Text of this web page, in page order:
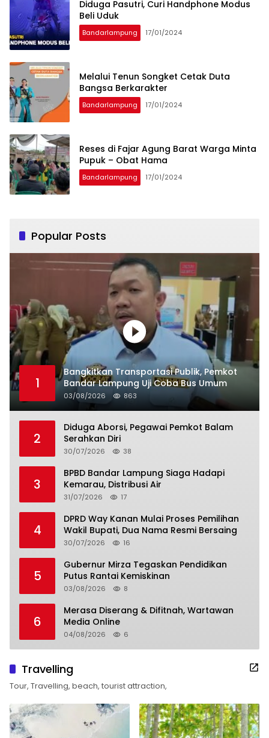
Diduga Pasutri, Curi Handphone Modus
Beli Uduk
Bandarlampung 17/01/2024
Melalui Tenun Songket Cetak Duta
Bangsa Berkarakter
Bandarlampung 17/01/2024
Reses di Fajar Agung Barat Warga Minta
Pupuk – Obat Hama
Bandarlampung 17/01/2024
Popular Posts
1
Bangkitkan Transportasi Publik, Pemkot
Bandar Lampung Uji Coba Bus Umum
03/08/2026 863
2
Diduga Aborsi, Pegawai Pemkot Balam
Serahkan Diri
30/07/2026 38
3
BPBD Bandar Lampung Siaga Hadapi
Kemarau, Distribusi Air
31/07/2026 17
4
DPRD Way Kanan Mulai Proses Pemilihan
Wakil Bupati, Dua Nama Resmi Bersaing
30/07/2026 16
5
Gubernur Mirza Tegaskan Pendidikan
Putus Rantai Kemiskinan
03/08/2026 8
6
Merasa Diserang & Difitnah, Wartawan
Media Online
04/08/2026 6
Travelling
Tour, Travelling, beach, tourist attraction,